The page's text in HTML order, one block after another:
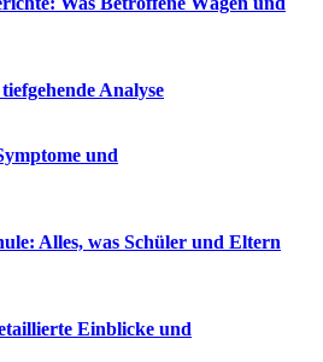
Analyse
und
Alles, was Schüler und Eltern
Einblicke und